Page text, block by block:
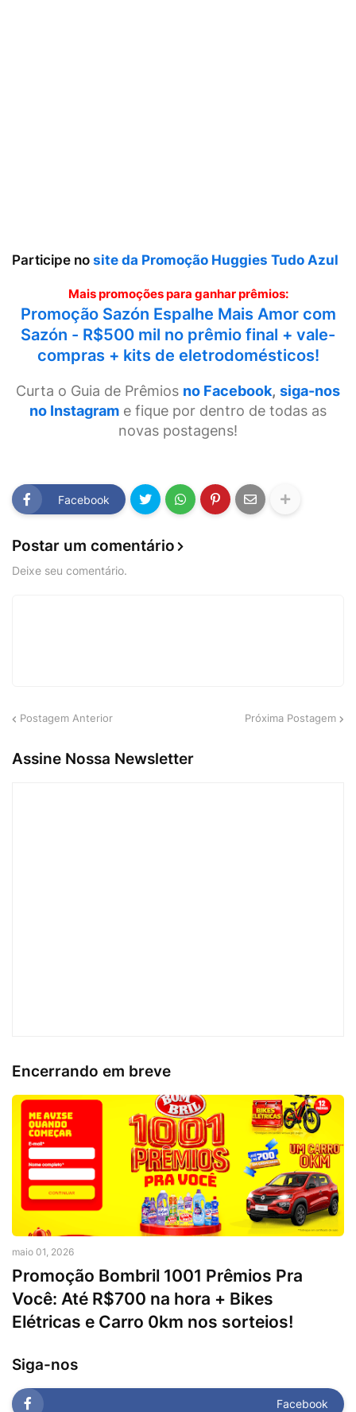
Participe no site da Promoção Huggies Tudo Azul
Mais promoções para ganhar prêmios:
Promoção Sazón Espalhe Mais Amor com
Sazón - R$500 mil no prêmio final + vale-
compras + kits de eletrodomésticos!
Curta o Guia de Prêmios no Facebook, siga-nos
no Instagram e fique por dentro de todas as
novas postagens!
Facebook
Postar um comentário
Deixe seu comentário.
Postagem Anterior Próxima Postagem
Assine Nossa Newsletter
Encerrando em breve
maio 01, 2026
Promoção Bombril 1001 Prêmios Pra
Você: Até R$700 na hora + Bikes
Elétricas e Carro 0km nos sorteios!
Siga-nos
Facebook